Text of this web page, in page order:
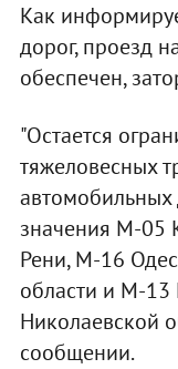
Как
дорог, проезд
обеспечен,
"Остается
тяжеловесных
автомобильных
значения М-05
Рени, М-16
области и М-13
Николаевской
сообщении.